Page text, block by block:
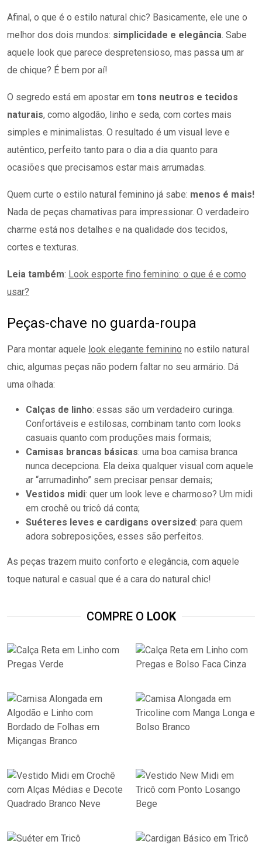
Afinal, o que é o estilo natural chic? Basicamente, ele une o
melhor dos dois mundos: simplicidade e elegância. Sabe
aquele look que parece despretensioso, mas passa um ar
de chique? É bem por aí!
O segredo está em apostar em tons neutros e tecidos
naturais, como algodão, linho e seda, com cortes mais
simples e minimalistas. O resultado é um visual leve e
autêntico, perfeito tanto para o dia a dia quanto para
ocasiões que precisamos estar mais arrumadas.
Quem curte o estilo natural feminino já sabe: menos é mais!
Nada de peças chamativas para impressionar. O verdadeiro
charme está nos detalhes e na qualidade dos tecidos,
cortes e texturas.
Leia também: Look esporte fino feminino: o que é e como
usar?
Peças-chave no guarda-roupa
Para montar aquele look elegante feminino no estilo natural
chic, algumas peças não podem faltar no seu armário. Dá
uma olhada:
Calças de linho: essas são um verdadeiro curinga.
Confortáveis e estilosas, combinam tanto com looks
casuais quanto com produções mais formais;
Camisas brancas básicas: uma boa camisa branca
nunca decepciona. Ela deixa qualquer visual com aquele
ar “arrumadinho” sem precisar pensar demais;
Vestidos midi: quer um look leve e charmoso? Um midi
em crochê ou tricô dá conta;
Suéteres leves e cardigans oversized: para quem
adora sobreposições, esses são perfeitos.
As peças trazem muito conforto e elegância, com aquele
toque natural e casual que é a cara do natural chic!
COMPRE O LOOK